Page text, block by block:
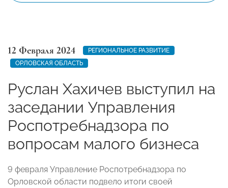
12 Февраля 2024
РЕГИОНАЛЬНОЕ РАЗВИТИЕ
ОРЛОВСКАЯ ОБЛАСТЬ
Руслан Хахичев выступил на
заседании Управления
Роспотребнадзора по
вопросам малого бизнеса
9 февраля Управление Роспотребнадзора по
Орловской области подвело итоги своей